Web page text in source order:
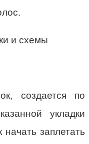
создается по
укладки
заплетать